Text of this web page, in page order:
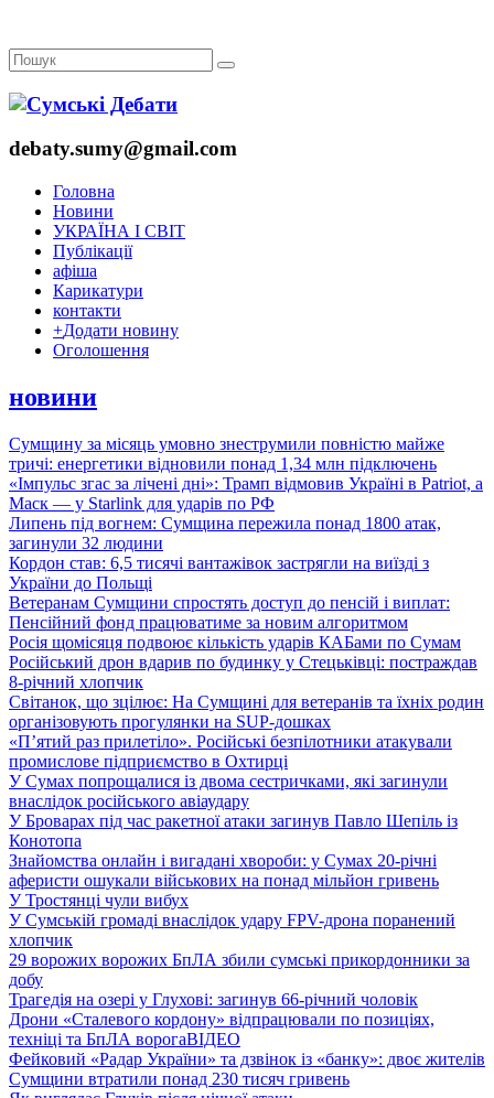
debaty.sumy@gmail.com
Головна
Новини
УКРАЇНА І СВІТ
Публікації
афіша
Карикатури
контакти
+Додати новину
Оголошення
новини
Сумщину за місяць умовно знеструмили повністю майже
тричі: енергетики відновили понад 1,34 млн підключень
«Імпульс згас за лічені дні»: Трамп відмовив Україні в Patriot, а
Маск — у Starlink для ударів по РФ
Липень під вогнем: Сумщина пережила понад 1800 атак,
загинули 32 людини
Кордон став: 6,5 тисячі вантажівок застрягли на виїзді з
України до Польщі
Ветеранам Сумщини спростять доступ до пенсій і виплат:
Пенсійний фонд працюватиме за новим алгоритмом
Росія щомісяця подвоює кількість ударів КАБами по Сумам
Російський дрон вдарив по будинку у Стецьківці: постраждав
8-річний хлопчик
Світанок, що зцілює: На Сумщині для ветеранів та їхніх родин
організовують прогулянки на SUP-дошках
«П’ятий раз прилетіло». Російські безпілотники атакували
промислове підприємство в Охтирці
У Сумах попрощалися із двома сестричками, які загинули
внаслідок російського авіаудару
У Броварах під час ракетної атаки загинув Павло Шепіль із
Конотопа
Знайомства онлайн і вигадані хвороби: у Сумах 20-річні
аферисти ошукали військових на понад мільйон гривень
У Тростянці чули вибух
У Сумській громаді внаслідок удару FPV-дрона поранений
хлопчик
29 ворожих ворожих БпЛА збили сумські прикордонники за
добу
Трагедія на озері у Глухові: загинув 66-річний чоловік
Дрони «Сталевого кордону» відпрацювали по позиціях,
техніці та БпЛА ворогаВІДЕО
Фейковий «Радар України» та дзвінок із «банку»: двоє жителів
Сумщини втратили понад 230 тисяч гривень